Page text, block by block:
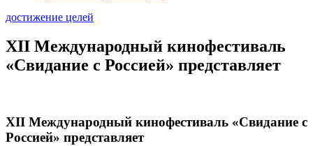
достижение целей
XII Международный кинофестиваль
«Свидание с Россией» представляет
XII Международный кинофестиваль «Свидание с
Россией» представляет